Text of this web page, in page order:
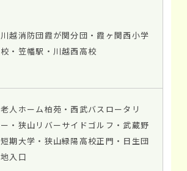
川越消防団霞が関分団・霞ヶ関西小学
校・笠幡駅・川越西高校
老人ホーム柏苑・西武バスロータリ
ー・狭山リバーサイドゴルフ・武蔵野
短期大学・狭山緑陽高校正門・日生団
地入口